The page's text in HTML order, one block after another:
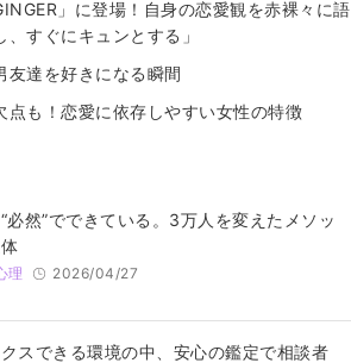
」に登場！自身の恋愛観を赤裸々に語
すぐにキュンとする」
友達を好きになる瞬間
点も！恋愛に依存しやすい女性の特徴
必然”でできている。3万人を変えたメソッ
理 2026/04/27
スできる環境の中、安心の鑑定で相談者